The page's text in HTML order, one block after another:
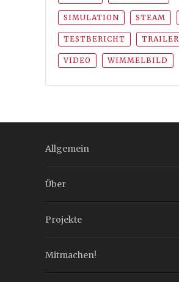
SIMULATION STEAM
TESTBERICHT TRAILER
VIDEO WIMMELBILD
Allgemein
Über
Projekte
Mitmachen!